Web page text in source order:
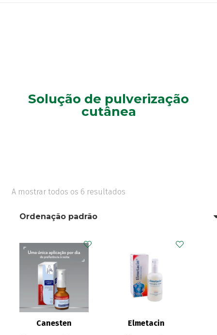
Solução de pulverização
cutânea
A mostrar todos os 6 resultados
Canesten
Elmetacin